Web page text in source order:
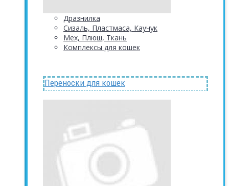
Дразнилка
Сизаль, Пластмаса, Каучук
Мех, Плюш, Ткань
Комплексы для кошек
Переноски для кошек